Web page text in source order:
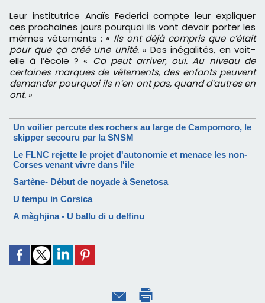
Leur institutrice Anaïs Federici compte leur expliquer
ces prochaines jours pourquoi ils vont devoir porter les
mêmes vêtements : « Ils ont déjà compris que c’était
pour que ça créé une unité. » Des inégalités, en voit-
elle à l’école ? « Ca peut arriver, oui. Au niveau de
certaines marques de vêtements, des enfants peuvent
demander pourquoi ils n’en ont pas, quand d’autres en
ont. »
Un voilier percute des rochers au large de Campomoro, le
skipper secouru par la SNSM
Le FLNC rejette le projet d'autonomie et menace les non-
Corses venant vivre dans l'île
Sartène- Début de noyade à Senetosa
U tempu in Corsica
A màghjina - U ballu di u delfinu